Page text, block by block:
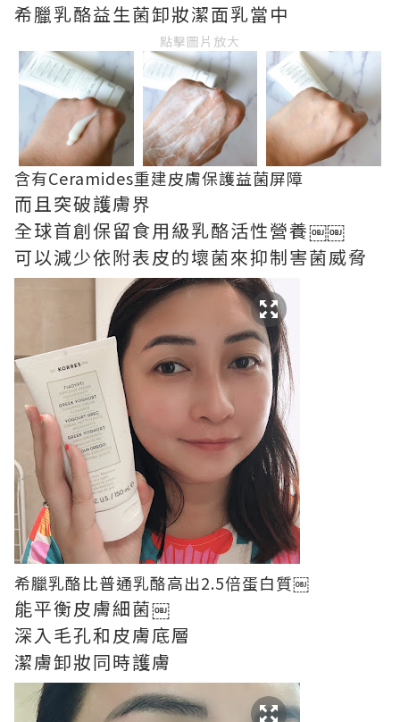
希臘乳酪益生菌卸妝潔面乳當中
點擊圖片放大
含有Ceramides重建皮膚保護益菌屏障
而且突破護膚界
全球首創保留食用級乳酪活性營養￼￼
可以減少依附表皮的壞菌來抑制害菌威脅
希臘乳酪比普通乳酪高出2.5倍蛋白質￼
能平衡皮膚細菌￼
深入毛孔和皮膚底層
潔膚卸妝同時護膚